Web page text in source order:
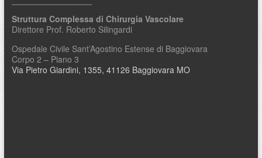
Struttura Complessa di Chirurgia Vascolare
Direttore Prof. Roberto Silingardi
Ospedale Civile Sant’Agostino Estense di Baggiovara
Corpo 2 – Piano 3
Via Pietro Giardini, 1355, 41126 Baggiovara MO